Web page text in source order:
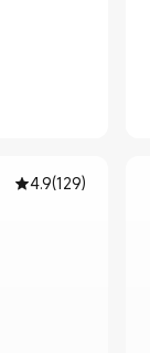
4.9(129)